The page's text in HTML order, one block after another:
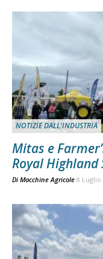
NOTIZIE DALL'INDUSTRIA
Mitas e
Royal Highland
Di Macchine Agricole 8 Luglio